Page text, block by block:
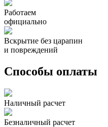
Работаем
официально
Вскрытие без царапин
и повреждений
Способы оплаты
Наличный расчет
Безналичный расчет